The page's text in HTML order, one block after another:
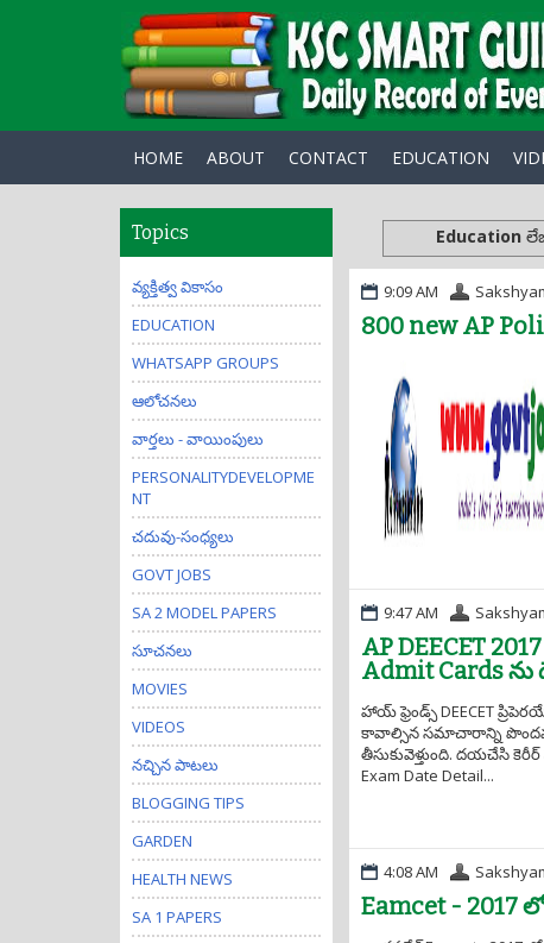
HOME ABOUT CONTACT EDUCATION
Education
9:09 AM
800 new AP
9:47 AM
AP DEECET
Admit Cards ను
హాయ్ ఫ్రెండ్స్ DEECET
కావాల్సిన సమాచారాన్ని
తీసుకువెళ్తుంది. దయచేసి కెరీర్
Exam Date Detail...
4:08 AM
Eamcet - 2017
Topics
వ్యక్తిత్వ వికాసం
EDUCATION
WHATSAPP GROUPS
ఆలోచనలు
వార్తలు - వాయింపులు
PERSONALITYDEVELOPME
NT
చదువు-సంధ్యలు
GOVT JOBS
SA 2 MODEL PAPERS
సూచనలు
MOVIES
VIDEOS
నచ్చిన పాటలు
BLOGGING TIPS
GARDEN
HEALTH NEWS
SA 1 PAPERS